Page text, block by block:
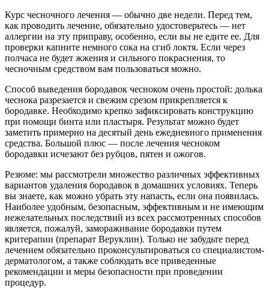
Курс чесночного лечения — обычно две недели. Перед тем,
как проводить лечение, обязательно удостоверьтесь — нет
аллергии на эту приправу, особенно, если вы не едите ее. Для
проверки капните немного сока на сгиб локтя. Если через
полчаса не будет жжения и сильного покраснения, то
чесночным средством вам пользоваться можно.
Способ выведения бородавок чесноком очень простой: долька
чеснока разрезается и свежим срезом прикрепляется к
бородавке. Необходимо крепко зафиксировать конструкцию
при помощи бинта или пластыря. Результат можно будет
заметить примерно на десятый день ежедневного применения
средства. Большой плюс — после лечения чесноком
бородавки исчезают без рубцов, пятен и ожогов.
Резюме: мы рассмотрели множество различных эффективных
вариантов удаления бородавок в домашних условиях. Теперь
вы знаете, как можно убрать эту напасть, если она появилась.
Наиболее удобным, безопасным, эффективным и не имеющим
нежелательных последствий из всех рассмотренных способов
является, пожалуй, замораживание бородавки путем
критерапии (препарат Веруклин). Только не забудьте перед
лечением обязательно проконсультироваться со специалистом-
дерматологом, а также соблюдать все приведенные
рекомендации и меры безопасности при проведении
процедур.